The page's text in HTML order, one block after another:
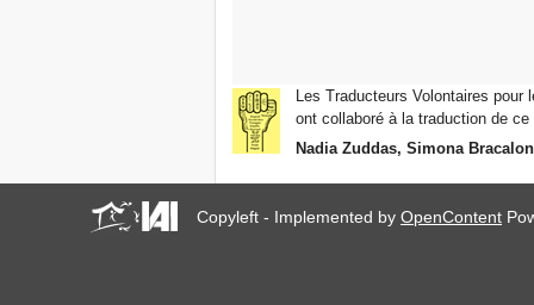
Les Traducteurs Volontaires
ont collaboré à la traduction de
Nadia Zuddas, Simona
Copyleft - Implemented byOpenContent